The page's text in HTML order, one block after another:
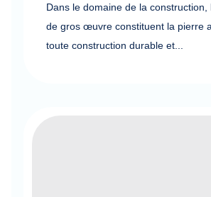
Dans le domaine de la construction,
de gros œuvre constituent la pierre
toute construction durable et...